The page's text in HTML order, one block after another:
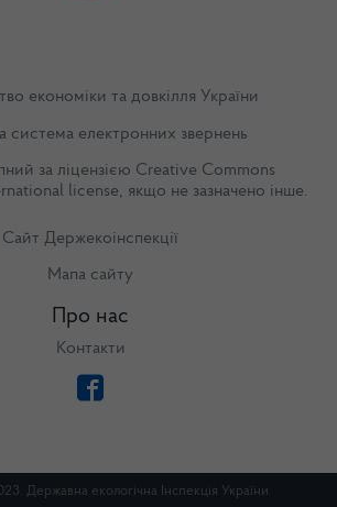
економіки та довкілля України
система електронних звернень
за ліцензією Creative Commons
license, якщо не зазначено інше.
Сайт Держекоінспекції
Мапа сайту
Про нас
Контакти
Державна екологічна Інспекція України